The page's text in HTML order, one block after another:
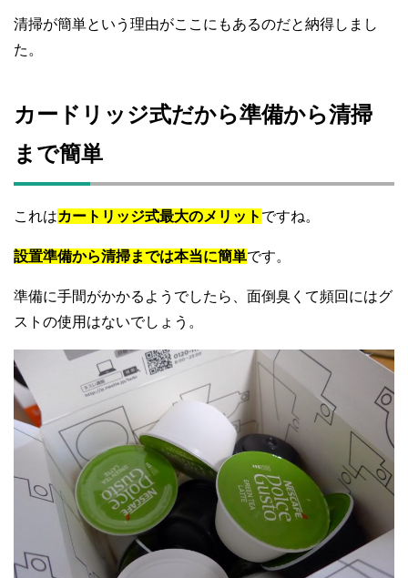
清掃が簡単という理由がここにもあるのだと納得しまし
た。
カードリッジ式だから準備から清掃
まで簡単
これはカートリッジ式最大のメリット ですね。
設置準備から清掃までは本当に簡単です。
準備に手間がかかるようでしたら、面倒臭くて頻回にはグ
ストの使用はないでしょう。